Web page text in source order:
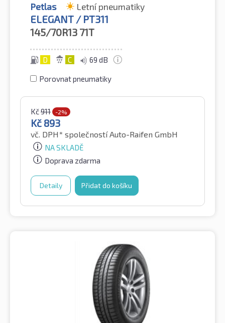
Petlas Letní pneumatiky
ELEGANT / PT311
145/70R13 71T
D C 69 dB
Porovnat pneumatiky
Kč911 -2%
Kč 893
vč. DPH* společností Auto-Raifen GmbH
NA SKLADĚ
Doprava zdarma
Detaily Přidat do košíku